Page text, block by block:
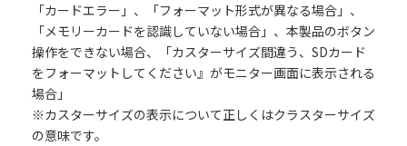
「カードエラー」、「フォーマット形式が異なる場合」、
「メモリーカードを認識していない場合」、本製品のボタン
操作をできない場合、「カスターサイズ間違う、SDカード
をフォーマットしてください』がモニター画面に表示される
場合」
※カスターサイズの表示について正しくはクラスターサイズ
の意味です。